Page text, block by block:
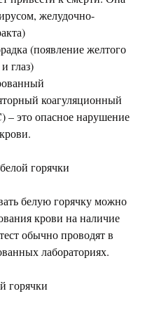
желудочно-
(появление желтого
глаз)
коагуляционный
– это опасное нарушение
горячки
белую горячку можно
крови на наличие
обычно проводят в
лабораториях.
горячки